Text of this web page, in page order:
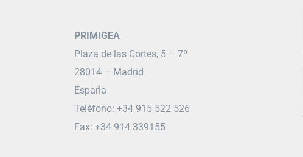
PRIMIGEA
Plaza de las Cortes, 5 – 7º
28014 – Madrid
España
Teléfono: +34 915 522 526
Fax: +34 914 339155